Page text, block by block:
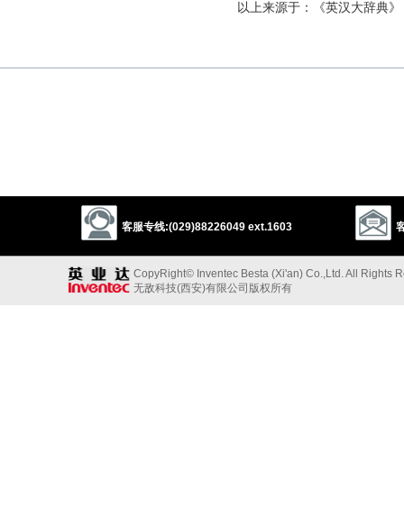
以上来源于：《英汉大辞典》
客服专线:(029)88226049 ext.1603
CopyRight© Inventec Besta (Xi'an) Co.,Ltd. All Rights
无敌科技(西安)有限公司版权所有